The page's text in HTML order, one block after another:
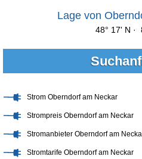
Lage von
48° 17' N ·
Strom Oberndorf am Neckar
Strompreis Oberndorf am Neckar
Stromanbieter Oberndorf am
Stromtarife Oberndorf am Neckar